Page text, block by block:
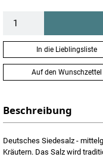
In die Lieblingsliste
Auf den Wunschzettel
Beschreibung
Deutsches Siedesalz -
Kräutern. Das Salz wird